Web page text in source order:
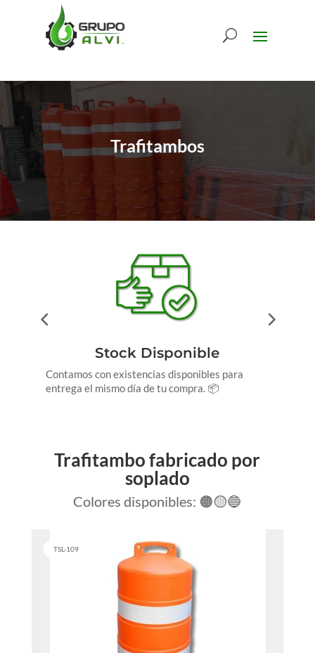
Trafitambos
Stock Disponible
Contamos con existencias disponibles para
entrega el mismo día de tu compra. 📦
Trafitambo fabricado por
soplado
Colores disponibles: 🟠🟡🔵
TSL-109